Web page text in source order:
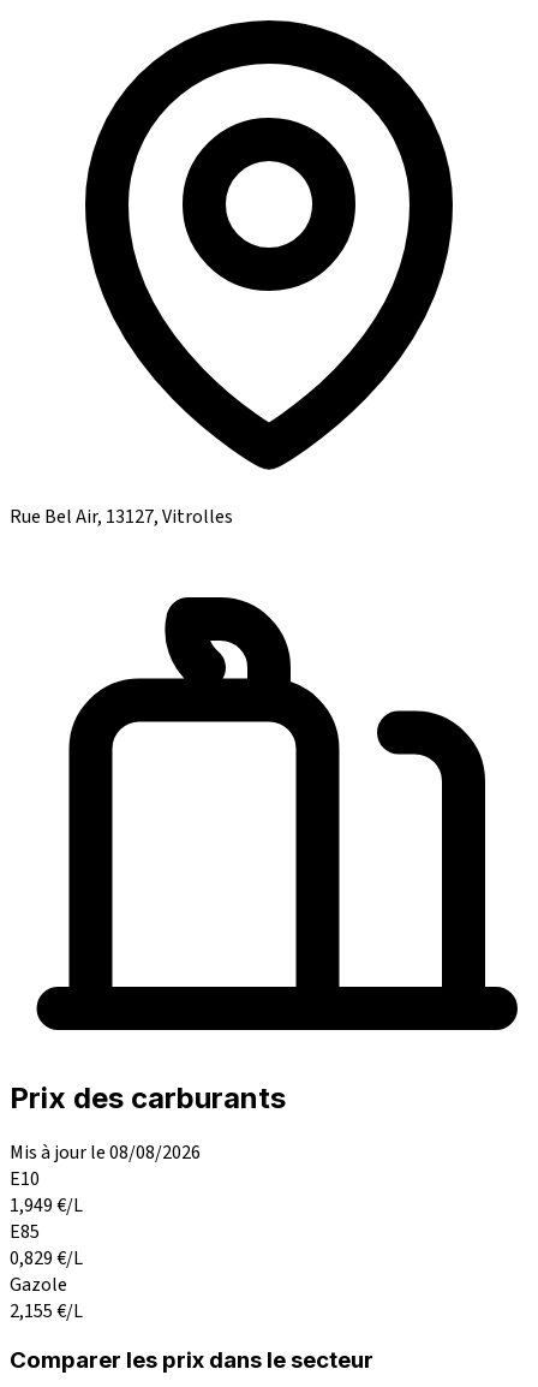
Rue Bel Air, 13127, Vitrolles
Prix des carburants
Mis à jour le 08/08/2026
E10
1,949€/L
E85
0,829€/L
Gazole
2,155€/L
Comparer les prix dans le secteur